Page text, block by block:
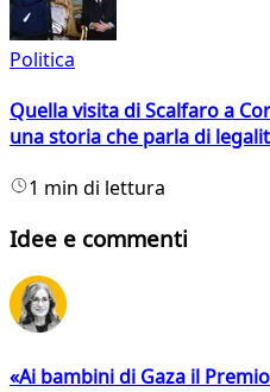
Politica
Quella visita di Scalfaro a
una storia che parla di
1 min di lettura
Idee e commenti
«Ai bambini di Gaza il